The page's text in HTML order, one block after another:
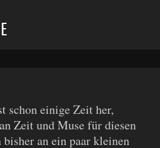
schon einige Zeit her,
Zeit und Muse für diesen
an ein paar kleinen